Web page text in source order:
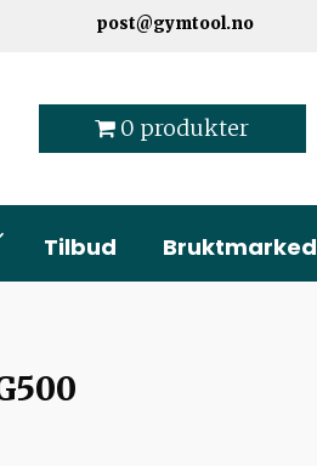
post@gymtool.no
0 produkter
Tilbud Bruktmarked